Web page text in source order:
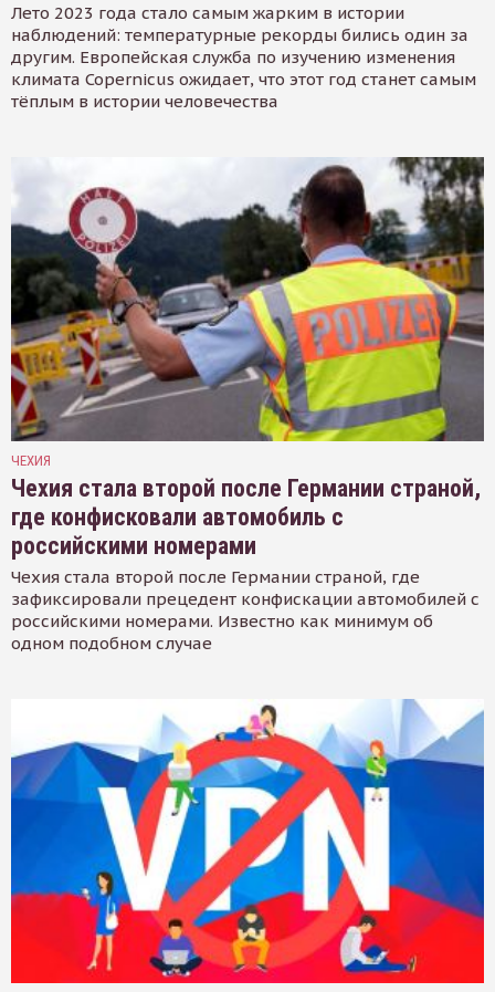
Лето 2023 года стало самым жарким в истории
наблюдений: температурные рекорды бились один за
другим. Европейская служба по изучению изменения
климата Copernicus ожидает, что этот год станет самым
тёплым в истории человечества
ЧЕХИЯ
Чехия стала второй после Германии страной,
где конфисковали автомобиль с
российскими номерами
Чехия стала второй после Германии страной, где
зафиксировали прецедент конфискации автомобилей с
российскими номерами. Известно как минимум об
одном подобном случае